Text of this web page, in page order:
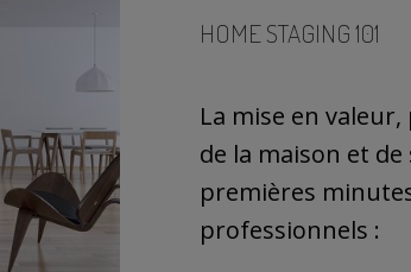
HOME STAGING 101
La mise en
de la maison et de
premières
professionnels :